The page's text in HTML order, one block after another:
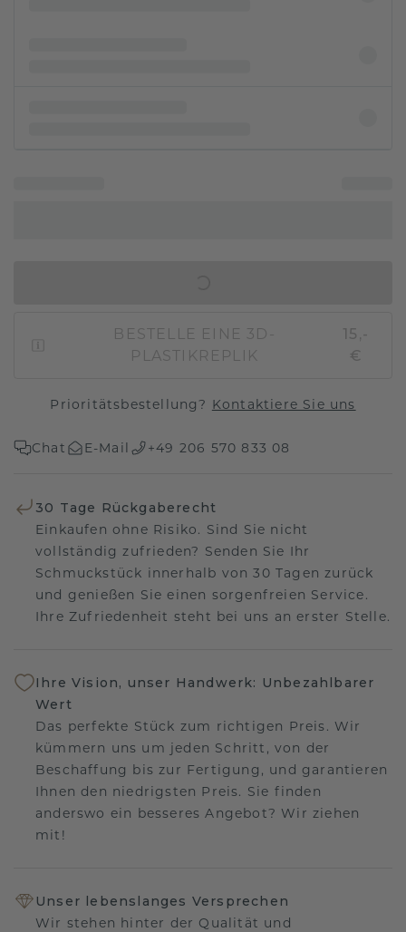
BESTELLE EINE 3D-
PLASTIKREPLIK
15,-
€
Prioritätsbestellung? Kontaktiere Sie uns
Chat E-Mail +49 206 570 833 08
30 Tage Rückgaberecht
Einkaufen ohne Risiko. Sind Sie nicht
vollständig zufrieden? Senden Sie Ihr
Schmuckstück innerhalb von 30 Tagen zurück
und genießen Sie einen sorgenfreien Service.
Ihre Zufriedenheit steht bei uns an erster Stelle.
Ihre Vision, unser Handwerk: Unbezahlbarer
Wert
Das perfekte Stück zum richtigen Preis. Wir
kümmern uns um jeden Schritt, von der
Beschaffung bis zur Fertigung, und garantieren
Ihnen den niedrigsten Preis. Sie finden
anderswo ein besseres Angebot? Wir ziehen
mit!
Unser lebenslanges Versprechen
Wir stehen hinter der Qualität und